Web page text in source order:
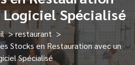
Logiciel Spécialisé
>restaurant>
Stocks en Restauration avec un
Spécialisé